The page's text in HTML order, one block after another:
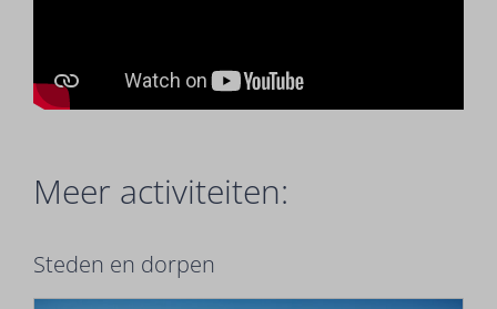
Meer activiteiten:
Steden en dorpen